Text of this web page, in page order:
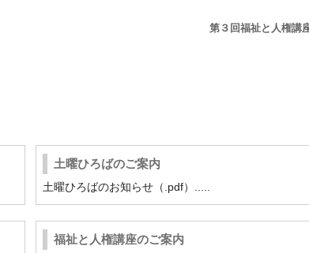
第３回福祉と人権講
土曜ひろばのご案内
土曜ひろばのお知らせ（.pdf）.....
福祉と人権講座のご案内